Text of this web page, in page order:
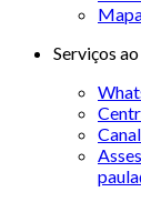
Serviços